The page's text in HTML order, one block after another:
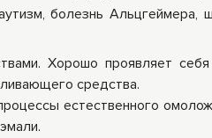
болезнь
Хорошо проявляет
средства.
естественного